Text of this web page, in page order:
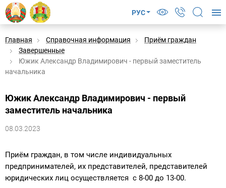
РУС
Главная Справочная информация
Приём граждан
Завершенные
Южик Александр Владимирович - первый заместитель
начальника
Южик Александр Владимирович - первый
заместитель начальника
08.03.2023
Приём граждан, в том числе индивидуальных
предпринимателей, их представителей, представителей
юридических лиц осуществляется с 8-00 до 13-00.